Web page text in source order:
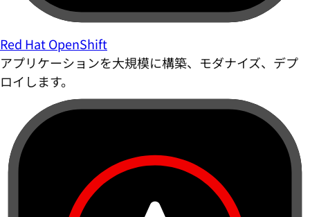
Red Hat OpenShift
アプリケーションを大規模に構築、モダナイズ、デプ
ロイします。